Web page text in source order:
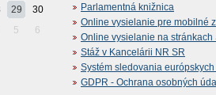
29
30
5 6
Parlamentná knižnica
Online vysielanie pre mobilné
Online vysielanie na stránkach
Stáž v Kancelárii NR SR
Systém sledovania
GDPR - Ochrana osobných